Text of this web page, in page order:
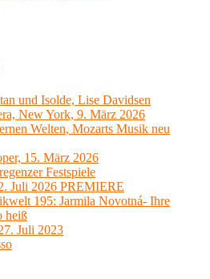
und Isolde, Lise Davidsen
New York, 9. März 2026
Welten, Mozarts Musik neu
15. März 2026
Festspiele
Juli 2026 PREMIERE
195: Jarmila Novotná- Ihre
heiß
Juli 2023